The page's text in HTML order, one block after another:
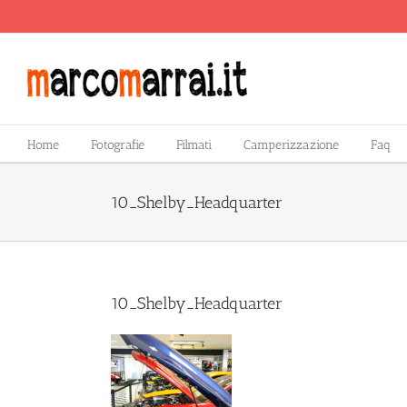
Home Fotografie Filmati Camperizzazione Faq
10_Shelby_Headquarter
10_Shelby_Headquarter